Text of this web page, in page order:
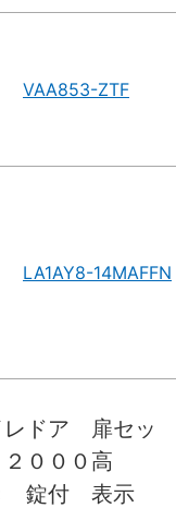
VAA853-ZTF
LA1AY8-14MAFFN
ドア 扉セッ
０００高
錠付 表示